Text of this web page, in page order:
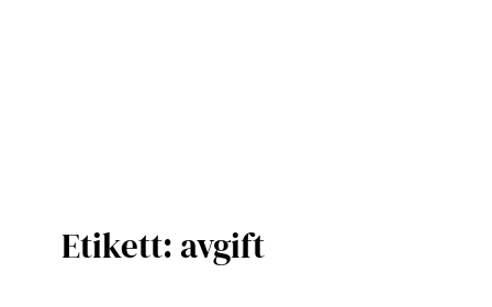
Etikett: avgift